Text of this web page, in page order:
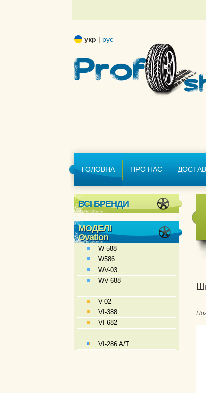
укр | рус
ГОЛОВНА ПРО НАС
ВСІ БРЕНДИ
МОДЕЛІ
Ovation
W-588
W586
WV-03
WV-688
V-02
VI-388
VI-682
VI-286 A/T